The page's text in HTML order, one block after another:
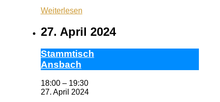
Café
Weiterlesen
27. April 2024
Stamm­tisch
Ans­bach
18:00 – 19:30
27. April 2024